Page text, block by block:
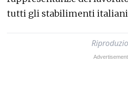
tutti gli stabilimenti